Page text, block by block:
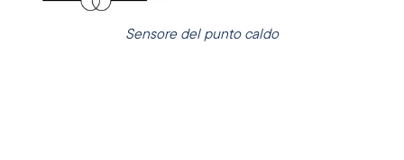
Sensore del punto caldo